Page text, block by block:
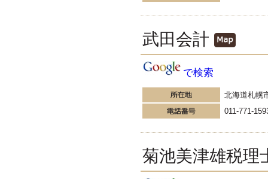
武田会計
で検索
北海道札幌
011-771-
菊池美津雄税理